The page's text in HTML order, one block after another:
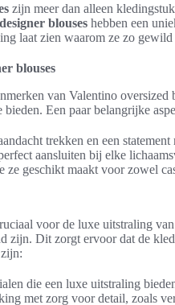
zijn meer dan alleen
designer blouses hebben een
laat zien waarom ze zo
blouses
van Valentino
Een paar belangrijke
trekken en een statement
aansluiten bij elke
ze geschikt maakt voor zowel
voor de luxe uitstraling
zijn. Dit zorgt ervoor dat de
die een luxe uitstraling
met zorg voor detail, zoals